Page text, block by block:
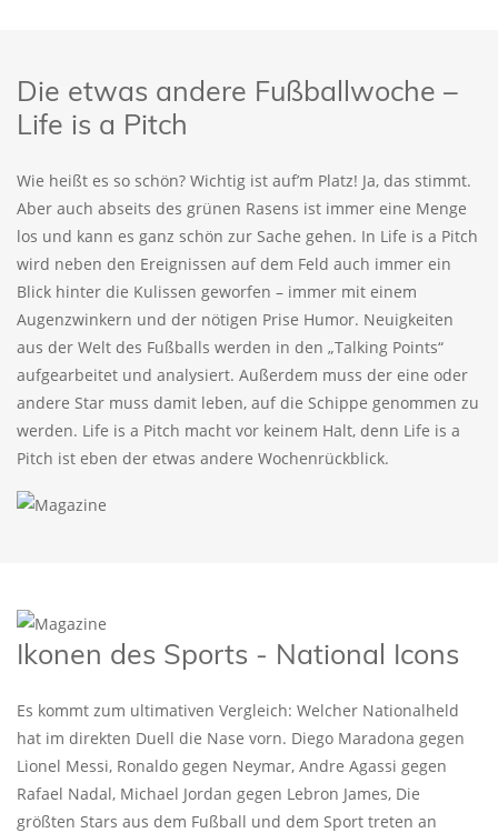
Die etwas andere Fußballwoche –
Life is a Pitch
Wie heißt es so schön? Wichtig ist auf’m Platz! Ja, das stimmt.
Aber auch abseits des grünen Rasens ist immer eine Menge
los und kann es ganz schön zur Sache gehen. In Life is a Pitch
wird neben den Ereignissen auf dem Feld auch immer ein
Blick hinter die Kulissen geworfen – immer mit einem
Augenzwinkern und der nötigen Prise Humor. Neuigkeiten
aus der Welt des Fußballs werden in den „Talking Points“
aufgearbeitet und analysiert. Außerdem muss der eine oder
andere Star muss damit leben, auf die Schippe genommen zu
werden. Life is a Pitch macht vor keinem Halt, denn Life is a
Pitch ist eben der etwas andere Wochenrückblick.
Ikonen des Sports - National Icons
Es kommt zum ultimativen Vergleich: Welcher Nationalheld
hat im direkten Duell die Nase vorn. Diego Maradona gegen
Lionel Messi, Ronaldo gegen Neymar, Andre Agassi gegen
Rafael Nadal, Michael Jordan gegen Lebron James, Die
größten Stars aus dem Fußball und dem Sport treten an